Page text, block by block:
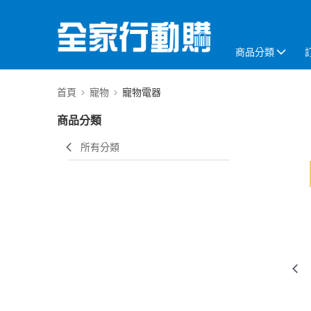
商品分類
首頁 寵物 寵物電器
商品分類
所有分類